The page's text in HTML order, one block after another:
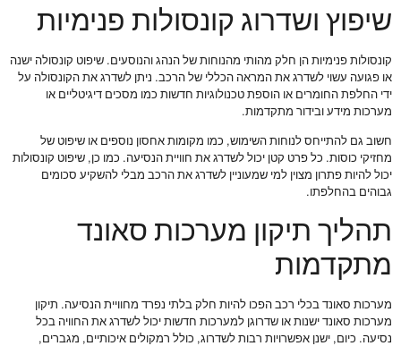
שיפוץ ושדרוג קונסולות פנימיות
קונסולות פנימיות הן חלק מהותי מהנוחות של הנהג והנוסעים. שיפוט קונסולה ישנה
או פגועה עשוי לשדרג את המראה הכללי של הרכב. ניתן לשדרג את הקונסולה על
ידי החלפת החומרים או הוספת טכנולוגיות חדשות כמו מסכים דיגיטליים או
מערכות מידע ובידור מתקדמות.
חשוב גם להתייחס לנוחות השימוש, כמו מקומות אחסון נוספים או שיפוט של
מחזיקי כוסות. כל פרט קטן יכול לשדרג את חוויית הנסיעה. כמו כן, שיפוט קונסולות
יכול להיות פתרון מצוין למי שמעוניין לשדרג את הרכב מבלי להשקיע סכומים
גבוהים בהחלפתו.
תהליך תיקון מערכות סאונד
מתקדמות
מערכות סאונד בכלי רכב הפכו להיות חלק בלתי נפרד מחוויית הנסיעה. תיקון
מערכות סאונד ישנות או שדרוגן למערכות חדשות יכול לשדרג את החוויה בכל
נסיעה. כיום, ישנן אפשרויות רבות לשדרוג, כולל רמקולים איכותיים, מגברים,